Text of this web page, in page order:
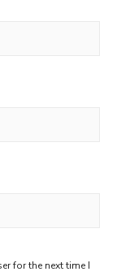
for the next time I